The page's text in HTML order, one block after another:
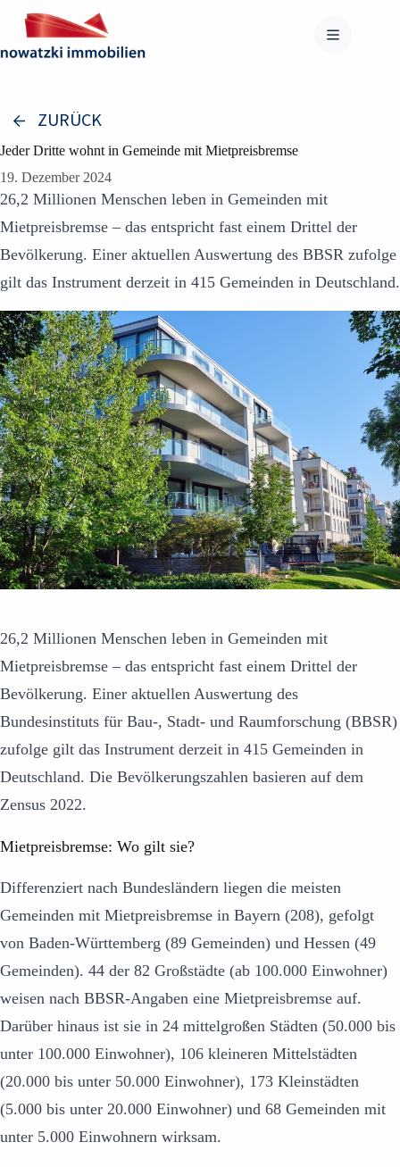
Inhalt
springen
ZURÜCK
Jeder Dritte wohnt in Gemeinde mit Mietpreisbremse
19. Dezember 2024
26,2 Millionen Menschen leben in Gemeinden mit
Mietpreisbremse – das entspricht fast einem Drittel der
Bevölkerung. Einer aktuellen Auswertung des BBSR zufolge
gilt das Instrument derzeit in 415 Gemeinden in Deutschland.
26,2 Millionen Menschen leben in Gemeinden mit
Mietpreisbremse – das entspricht fast einem Drittel der
Bevölkerung. Einer aktuellen Auswertung des
Bundesinstituts für Bau-, Stadt- und Raumforschung (BBSR)
zufolge gilt das Instrument derzeit in 415 Gemeinden in
Deutschland. Die Bevölkerungszahlen basieren auf dem
Zensus 2022.
Mietpreisbremse: Wo gilt sie?
Differenziert nach Bundesländern liegen die meisten
Gemeinden mit Mietpreisbremse in Bayern (208), gefolgt
von Baden-Württemberg (89 Gemeinden) und Hessen (49
Gemeinden). 44 der 82 Großstädte (ab 100.000 Einwohner)
weisen nach BBSR-Angaben eine Mietpreisbremse auf.
Darüber hinaus ist sie in 24 mittelgroßen Städten (50.000 bis
unter 100.000 Einwohner), 106 kleineren Mittelstädten
(20.000 bis unter 50.000 Einwohner), 173 Kleinstädten
(5.000 bis unter 20.000 Einwohner) und 68 Gemeinden mit
unter 5.000 Einwohnern wirksam.